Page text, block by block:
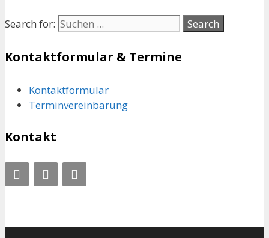
Search for:
Kontaktformular & Termine
Kontaktformular
Terminvereinbarung
Kontakt